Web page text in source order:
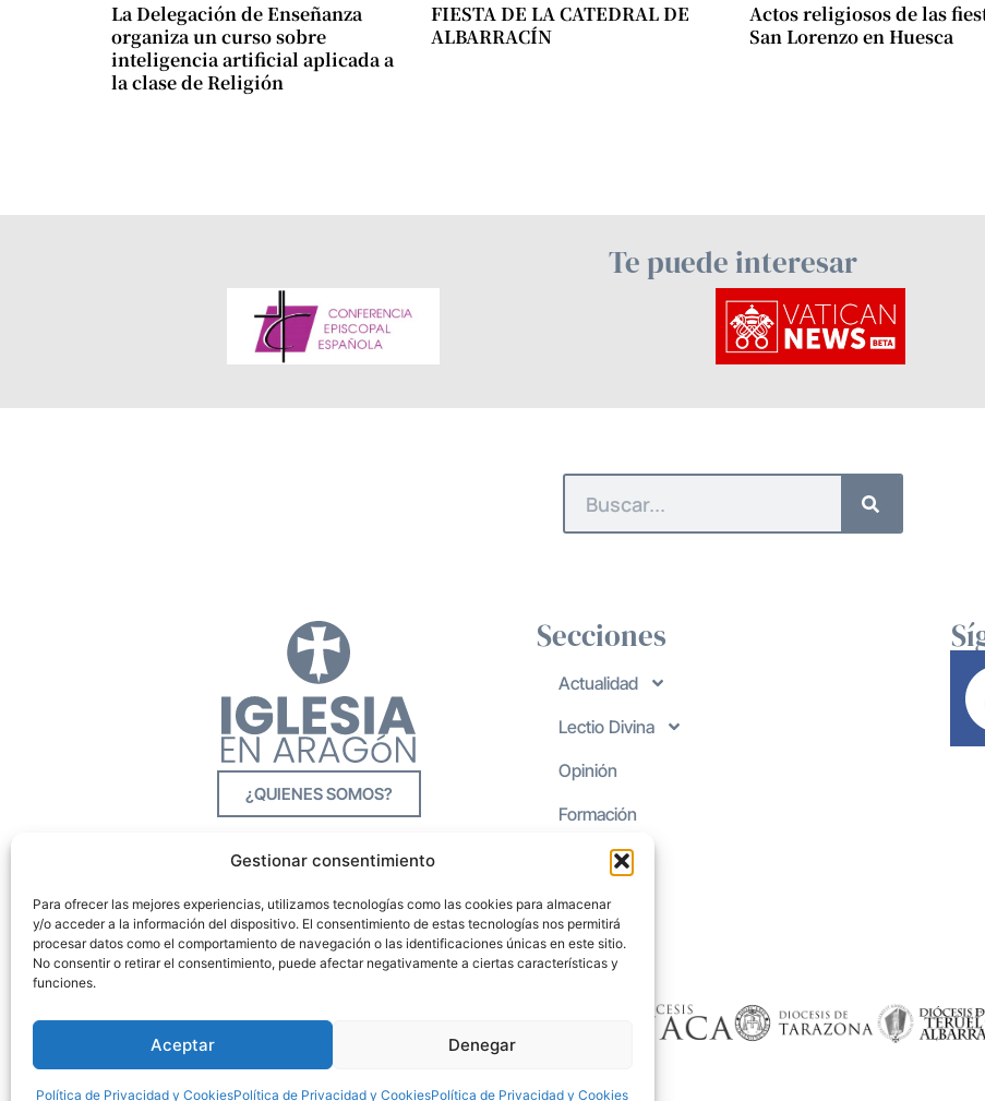
Gestionar consentimiento
Para ofrecer las mejores experiencias, utilizamos tecnologías como las cookies para almacenar
y/o acceder a la información del dispositivo. El consentimiento de estas tecnologías nos permitirá
procesar datos como el comportamiento de navegación o las identificaciones únicas en este sitio.
No consentir o retirar el consentimiento, puede afectar negativamente a ciertas características y
funciones.
Aceptar Denegar
Política de Privacidad y CookiesPolítica de Privacidad y CookiesPolítica de Privacidad y Cookies
La Delegación de Enseñanza
organiza un curso sobre
inteligencia artificial aplicada a
la clase de Religión
FIESTA DE LA CATEDRAL DE
ALBARRACÍN
Actos religiosos de las
San Lorenzo en Huesca
Te puede interesar
¿QUIENES SOMOS?
Secciones
Actualidad
Lectio Divina
Opinión
Formación